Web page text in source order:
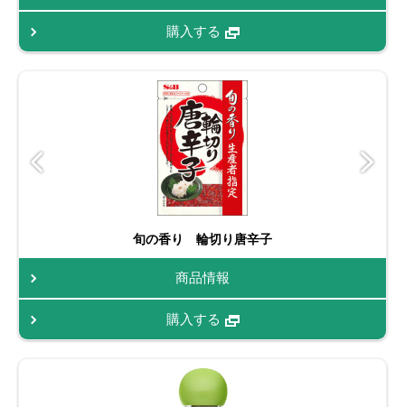
購入する
旬の香り 輪切り唐辛子
商品情報
購入する